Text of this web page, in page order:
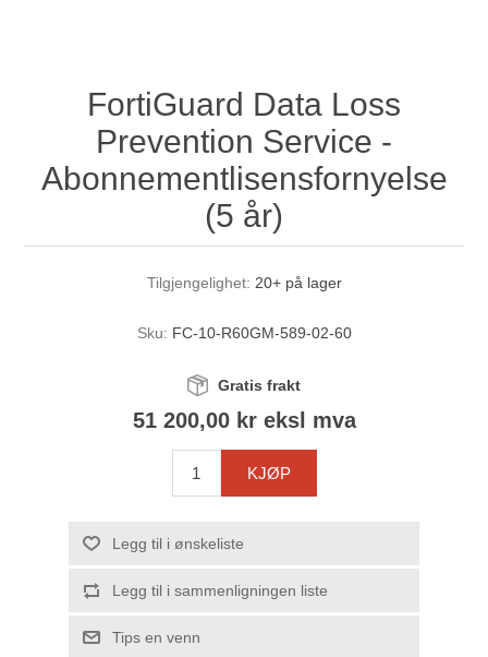
FortiGuard Data Loss
Prevention Service -
Abonnementlisensfornyelse
(5 år)
Tilgjengelighet: 20+ på lager
Sku: FC-10-R60GM-589-02-60
Gratis frakt
51 200,00 kr eksl mva
KJØP
Legg til i ønskeliste
Legg til i sammenligningen liste
Tips en venn